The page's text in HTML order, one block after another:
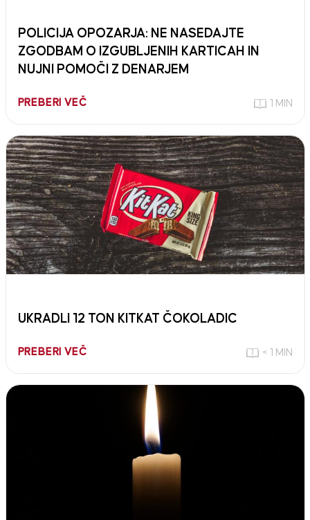
POLICIJA OPOZARJA: NE NASEDAJTE
ZGODBAM O IZGUBLJENIH KARTICAH IN
NUJNI POMOČI Z DENARJEM
PREBERI VEČ 1 MIN
UKRADLI 12 TON KITKAT ČOKOLADIC
PREBERI VEČ < 1 MIN